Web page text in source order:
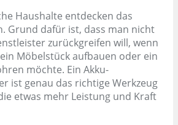
Haushalte entdecken das
Grund dafür ist, dass man nicht
zurückgreifen will, wenn
Möbelstück aufbauen oder ein
möchte. Ein Akku-
ist genau das richtige Werkzeug
etwas mehr Leistung und Kraft